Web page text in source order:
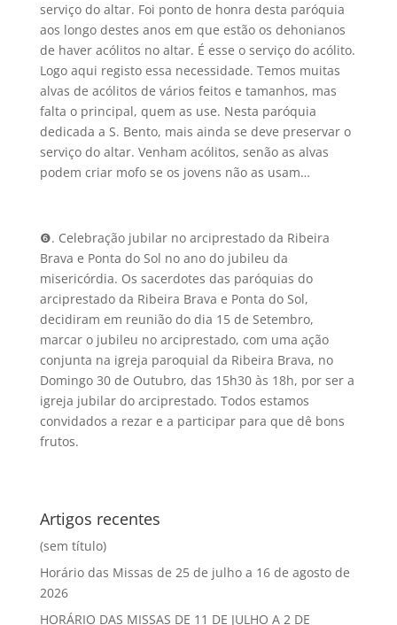
serviço do altar. Foi ponto de honra desta paróquia
aos longo destes anos em que estão os dehonianos
de haver acólitos no altar. É esse o serviço do acólito.
Logo aqui registo essa necessidade. Temos muitas
alvas de acólitos de vários feitos e tamanhos, mas
falta o principal, quem as use. Nesta paróquia
dedicada a S. Bento, mais ainda se deve preservar o
serviço do altar. Venham acólitos, senão as alvas
podem criar mofo se os jovens não as usam…
❻. Celebração jubilar no arciprestado da Ribeira
Brava e Ponta do Sol no ano do jubileu da
misericórdia. Os sacerdotes das paróquias do
arciprestado da Ribeira Brava e Ponta do Sol,
decidiram em reunião do dia 15 de Setembro,
marcar o jubileu no arciprestado, com uma ação
conjunta na igreja paroquial da Ribeira Brava, no
Domingo 30 de Outubro, das 15h30 às 18h, por ser a
igreja jubilar do arciprestado. Todos estamos
convidados a rezar e a participar para que dê bons
frutos.
Artigos recentes
(sem título)
Horário das Missas de 25 de julho a 16 de agosto de
2026
HORÁRIO DAS MISSAS DE 11 DE JULHO A 2 DE